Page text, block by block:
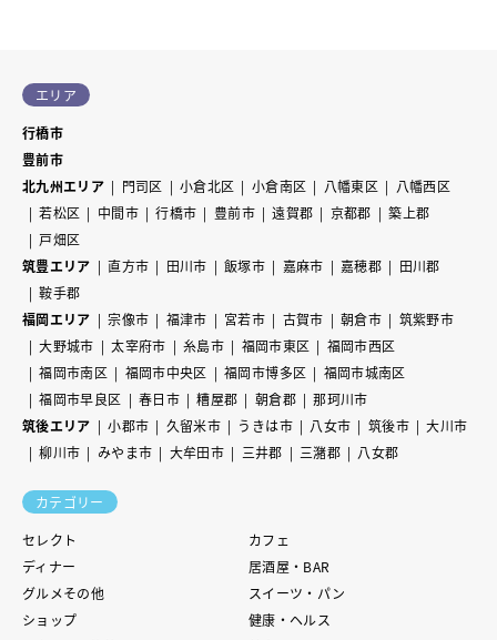
エリア
行橋市
豊前市
北九州エリア
門司区 小倉北区 小倉南区 八幡東区
八幡西区
若松区
中間市 行橋市 豊前市 遠賀郡 京都郡
築上郡
戸畑区
筑豊エリア
直方市 田川市 飯塚市 嘉麻市 嘉穂郡
田川郡
鞍手郡
福岡エリア
宗像市 福津市 宮若市 古賀市 朝倉市
筑紫野市
大野城市
太宰府市 糸島市 福岡市東区
福岡市西区
福岡市南区
福岡市中央区 福岡市博多区
福岡市城南区
福岡市早良区
春日市 糟屋郡 朝倉郡
那珂川市
筑後エリア
小郡市 久留米市 うきは市 八女市 筑後市
大川市
柳川市
みやま市 大牟田市 三井郡 三潴郡 八女郡
カテゴリー
セレクト
カフェ
ディナー
居酒屋・BAR
グルメその他
スイーツ・パン
ショップ
健康・ヘルス